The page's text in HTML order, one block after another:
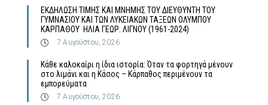
ΕΚΔΗΛΩΣΗ ΤΙΜΗΣ ΚΑΙ ΜΝΗΜΗΣ ΤΟΥ ΔΙΕΥΘΥΝΤΗ ΤΟΥ
ΓΥΜΝΑΣΙΟΥ ΚΑΙ ΤΩΝ ΛΥΚΕΙΑΚΩΝ ΤΑΞΕΩΝ ΟΛΥΜΠΟΥ
ΚΑΡΠΑΘΟΥ ΗΛΙΑ ΓΕΩΡ. ΛΙΓΝΟΥ (1961-2024)
7 Αυγούστου, 2026
Κάθε καλοκαίρι η ίδια ιστορία: Όταν τα φορτηγά μένουν
στο λιμάνι και η Κάσος – Κάρπαθος περιμένουν τα
εμπορεύματα
7 Αυγούστου, 2026